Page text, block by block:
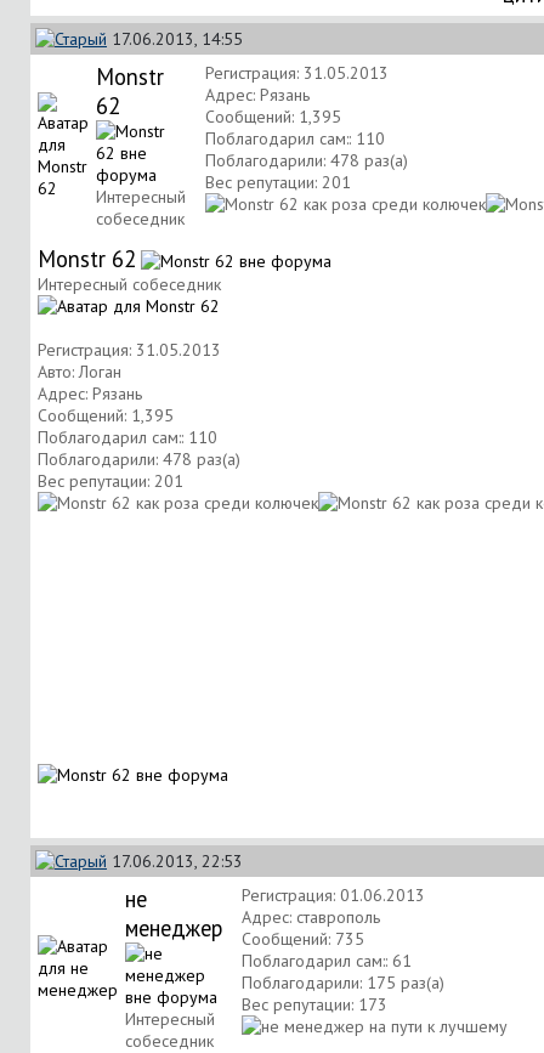
17.06.2013, 14:55
Monstr
62
Интересный
собеседник
Регистрация: 31.05.2013
Адрес: Рязань
Сообщений: 1,395
Поблагодарил сам:: 110
Поблагодарили: 478 раз(а)
Вес репутации: 201
Monstr 62
Интересный собеседник
Регистрация: 31.05.2013
Авто: Логан
Адрес: Рязань
Сообщений: 1,395
Поблагодарил сам:: 110
Поблагодарили: 478 раз(а)
Вес репутации: 201
17.06.2013, 22:53
не
менеджер
Интересный
собеседник
Регистрация: 01.06.2013
Адрес: ставрополь
Сообщений: 735
Поблагодарил сам:: 61
Поблагодарили: 175 раз(а)
Вес репутации: 173